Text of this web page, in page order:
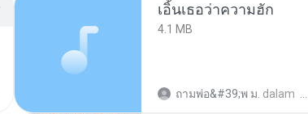
เอิ้นเธอว่าความฮัก
4.1 MB
ถามพ่อ&#39;พ ม. dalam